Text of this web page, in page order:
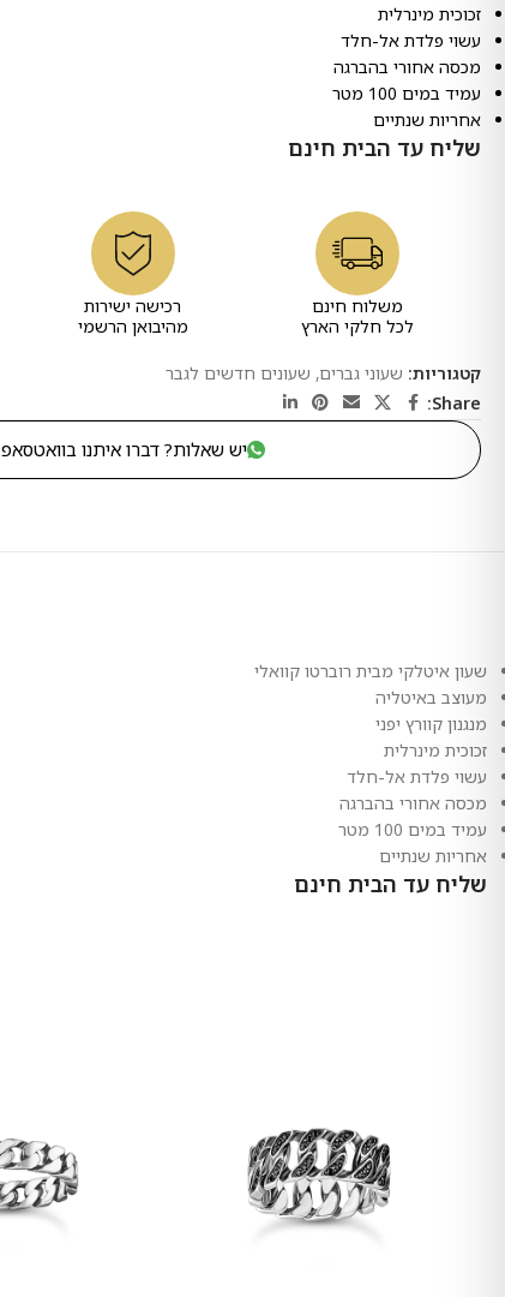
זכוכית מינרלית
עשוי פלדת אל-חלד
מכסה אחורי בהברגה
עמיד במים 100 מטר
אחריות שנתיים
שליח עד הבית חינם
משלוח חינם
לכל חלקי הארץ
רכישה ישירות
מהיבואן הרשמי
קטגוריות: שעוני גברים, שעונים חדשים לגבר
Share:
יש שאלות? דברו איתנו בוואטסאפ
שעון איטלקי מבית רוברטו קוואלי
מעוצב באיטליה
מנגנון קוורץ יפני
זכוכית מינרלית
עשוי פלדת אל-חלד
מכסה אחורי בהברגה
עמיד במים 100 מטר
אחריות שנתיים
שליח עד הבית חינם